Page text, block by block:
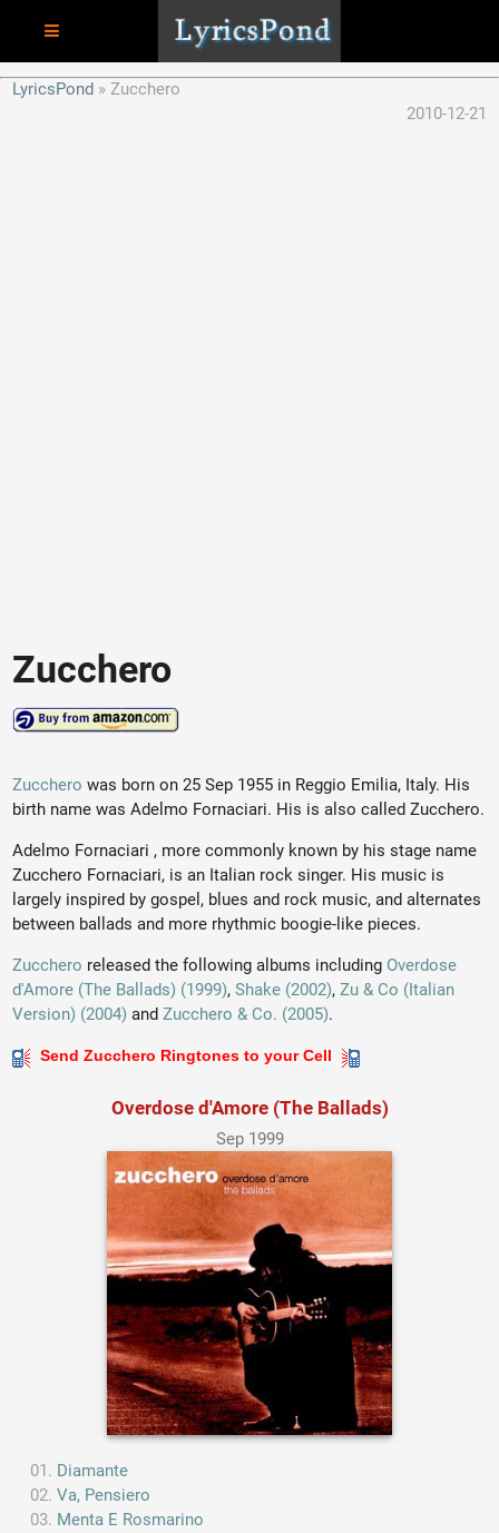
LyricsPond
Zucchero
2010-12-21
Zucchero
Zucchero was born on 25 Sep 1955 in Reggio Emilia, Italy. His
birth name was Adelmo Fornaciari. His is also called Zucchero.
Adelmo Fornaciari , more commonly known by his stage name
Zucchero Fornaciari, is an Italian rock singer. His music is
largely inspired by gospel, blues and rock music, and alternates
between ballads and more rhythmic boogie-like pieces.
Zucchero released the following albums including Overdose
d'Amore (The Ballads) (1999),Shake (2002),Zu & Co (Italian
Version) (2004) andZucchero & Co. (2005).
Send Zucchero Ringtones to your Cell
Overdose d'Amore (The Ballads)
Sep 1999
Diamante
Va, Pensiero
Menta E Rosmarino